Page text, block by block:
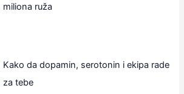
miliona ruža
Kako da dopamin, serotonin i ekipa rade
za tebe